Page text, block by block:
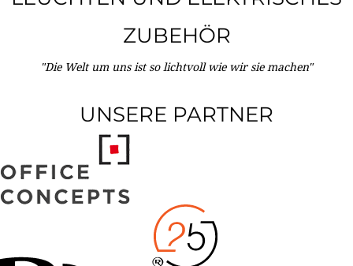
ZUBEHÖR
"Die Welt um uns ist so lichtvoll wie wir sie machen"
UNSERE PARTNER